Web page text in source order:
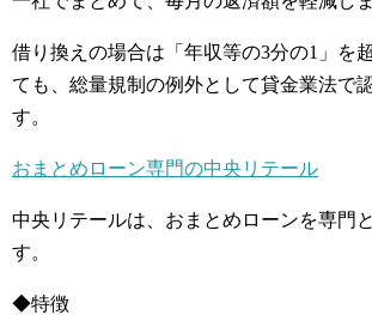
借り換えの場合は「年収等の3分の1」を
ても、総量規制の例外として貸金業法で
す。
おまとめローン専門の中央リテール
中央リテールは、おまとめローンを専門
す。
◆特徴